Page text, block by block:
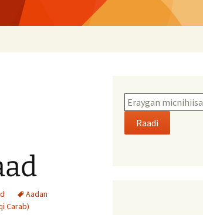
Aadan
Carab)
Raadi